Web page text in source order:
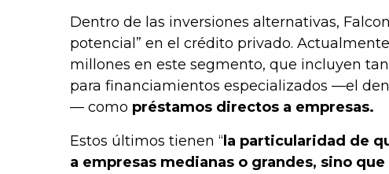
Dentro de las inversiones alternativas,
potencial” en el crédito privado.
millones en este segmento, que incluyen
para financiamientos especializados —el
— como préstamos directos a empresas.
Estos últimos tienen “ la particularidad de
a empresas medianas o grandes, sino